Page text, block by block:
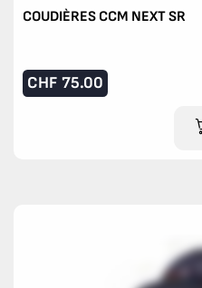
COUDIÈRES CCM NEXT SR
CHF 75.00